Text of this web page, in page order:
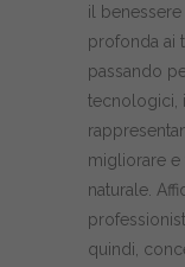
il
profonda ai
passando
tecnologici,
migliorare e
naturale.
quindi,